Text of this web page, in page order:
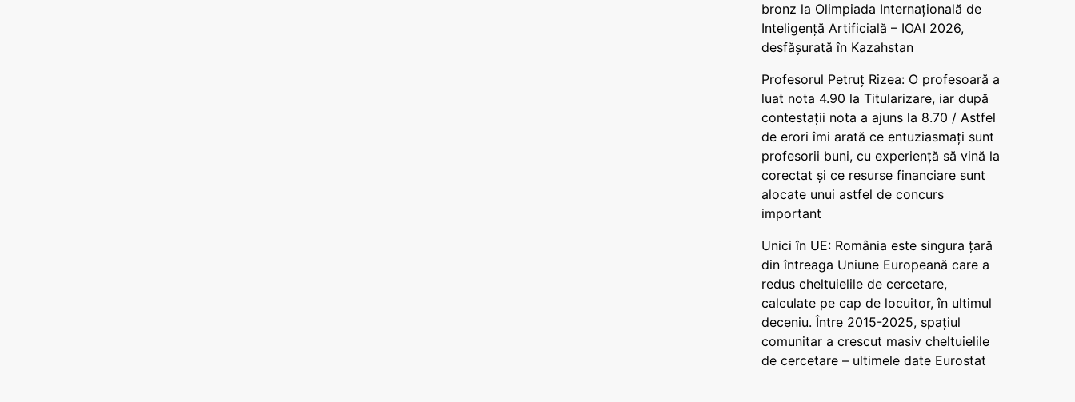
bronz la Olimpiada Internațională de
Inteligență Artificială – IOAI 2026,
desfășurată în Kazahstan
Profesorul Petruț Rizea: O profesoară a
luat nota 4.90 la Titularizare, iar după
contestații nota a ajuns la 8.70 / Astfel
de erori îmi arată ce entuziasmați sunt
profesorii buni, cu experiență să vină la
corectat și ce resurse financiare sunt
alocate unui astfel de concurs
important
Unici în UE: România este singura țară
din întreaga Uniune Europeană care a
redus cheltuielile de cercetare,
calculate pe cap de locuitor, în ultimul
deceniu. Între 2015-2025, spațiul
comunitar a crescut masiv cheltuielile
de cercetare – ultimele date Eurostat